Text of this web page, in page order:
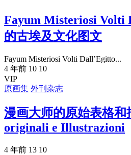
Fayum Misteriosi Volti
的古埃及文化图文
Fayum Misteriosi Volti Dall’Egitto...
4 年前 10 10
VIP
原画集 外刊杂志
漫画大师的原始表格和
originali e Illustrazioni
4 年前 13 10